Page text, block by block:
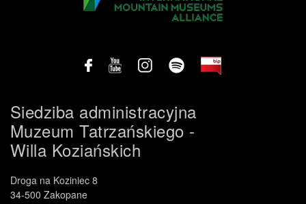
Siedziba administracyjna
Muzeum Tatrzańskiego -
Willa Koziańskich
Droga na Koziniec 8
34-500 Zakopane